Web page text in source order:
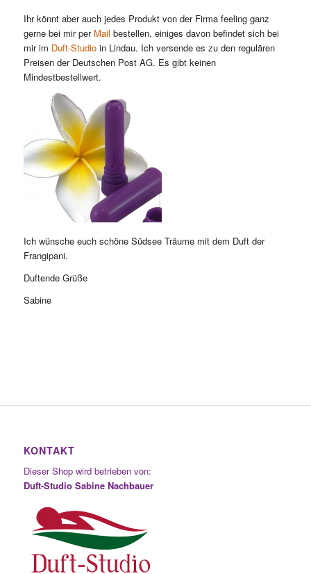
Ihr könnt aber auch jedes Produkt von der Firma feeling ganz
gerne bei mir per Mail bestellen, einiges davon befindet sich bei
mir im Duft-Studioin Lindau. Ich versende es zu den regulären
Preisen der Deutschen Post AG. Es gibt keinen
Mindestbestellwert.
Ich wünsche euch schöne Südsee Träume mit dem Duft der
Frangipani.
Duftende Grüße
Sabine
KONTAKT
Dieser Shop wird betrieben von:
Duft-Studio Sabine Nachbauer